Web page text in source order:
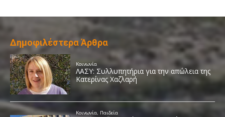
Δημοφιλέστερα Άρθρα